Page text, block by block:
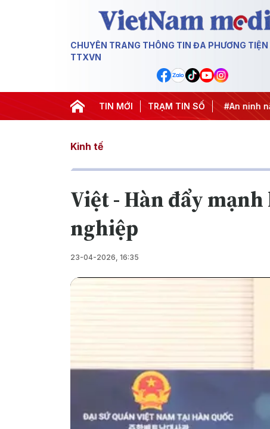
CHUYÊN TRANG THÔNG TIN ĐA PHƯƠNG TIỆN
TTXVN
TIN MỚI TRẠM TIN SỐ
#Căng thẳng Trung Đông #An ninh năng
Kinh tế
Việt - Hàn đẩy
nghiệp
23-04-2026, 16:35